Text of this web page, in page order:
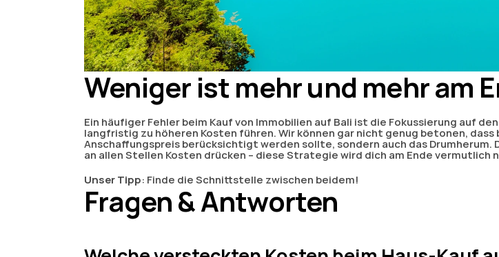
Weniger ist mehr und mehr am
Ein häufiger Fehler beim Kauf von Immobilien auf Bali ist die Fokussierung auf
langfristig zu höheren Kosten führen. Wir können gar nicht genug betonen, dass
Anschaffungspreis berücksichtigt werden sollte, sondern auch das
an allen Stellen Kosten drücken – diese Strategie wird dich am Ende
Unser Tipp: Finde die Schnittstelle zwischen beidem!
Fragen & Antworten